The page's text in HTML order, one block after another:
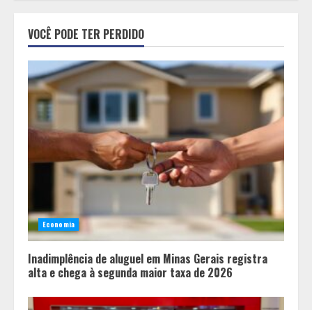
2
experiências especiais
movimentam os shoppings de Belo
Horizonte
3
Unidade móvel percorre cidades de
para realizar gratuitamente
exames preventivos contra o
câncer
BH recebe novos investimentos no
Mercure Belo Horizonte Savassi
VOCÊ PODE TER PERDIDO
Economia
Inadimplência de aluguel em Minas Gerais registra
alta e chega à segunda maior taxa de 2026